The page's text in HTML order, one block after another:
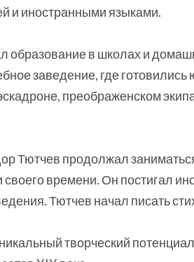
и иностранными языками.
образование в школах и
заведение, где
преображенском
Тютчев продолжал
времени. Он постигал
Тютчев начал писать
творческий